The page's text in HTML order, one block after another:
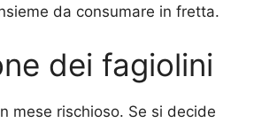
da consumare in fretta.
dei fagiolini
mese rischioso. Se si decide